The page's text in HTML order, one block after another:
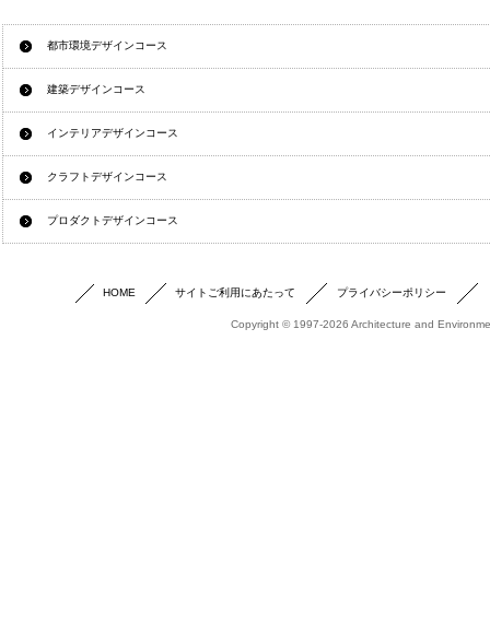
都市環境デザインコース
建築デザインコース
インテリアデザインコース
クラフトデザインコース
プロダクトデザインコース
HOME サイトご利用にあたって プライバシーポリシー
Copyright © 1997-2026 Architecture and